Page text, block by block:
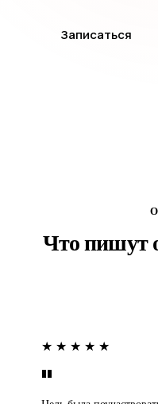
Записаться
Что пишут
★ ★ ★ ★ ★